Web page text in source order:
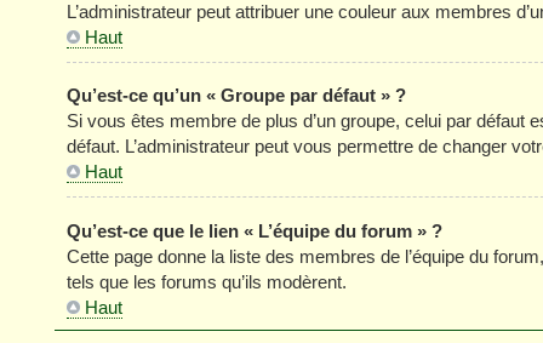
L’administrateur peut attribuer une couleur aux membres
Haut
Qu’est-ce qu’un « Groupe par défaut » ?
Si vous êtes membre de plus d’un groupe, celui par défaut
défaut. L’administrateur peut vous permettre de changer
Haut
Qu’est-ce que le lien « L’équipe du forum » ?
Cette page donne la liste des membres de l’équipe du
tels que les forums qu’ils modèrent.
Haut